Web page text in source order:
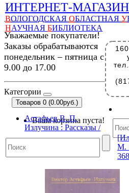
ИНТЕРНЕТ-
ВОЛОГОДСКАЯ ОБЛАСТНАЯ У
НАУЧНАЯ БИБЛИОТЕКА
Уважаемые покупатели!
Заказы обрабатываются
понедельник – пятница с
9.00 до 17.00
Категории
Товаров 0 (0.00руб.)
Ваша корзина пуста!
Астафьев В. П.
Излучина : Рассказы /
М.